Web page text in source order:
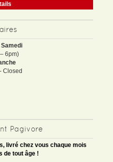
Samedi
6pm)
Closed
Pagivore
livré chez vous chaque mois
de tout âge !